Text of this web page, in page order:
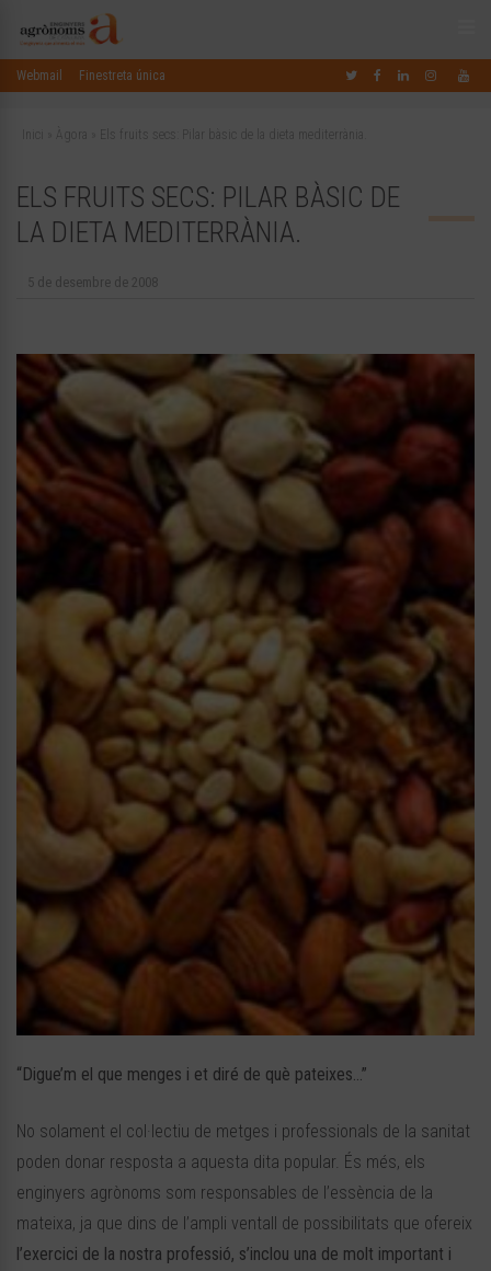
Webmail Finestreta única
Inici Àgora Els fruits secs: Pilar bàsic de la dieta mediterrània.
ELS FRUITS SECS: PILAR BÀSIC DE
LA DIETA MEDITERRÀNIA.
5 de desembre de 2008
“Digue’m el que menges i et diré de què pateixes…”
No solament el col·lectiu de metges i professionals de la sanitat
poden donar resposta a aquesta dita popular. És més, els
enginyers agrònoms som responsables de l’essència de la
mateixa, ja que dins de l’ampli ventall de possibilitats que ofereix
l’exercici de la nostra professió, s’inclou una de molt important i